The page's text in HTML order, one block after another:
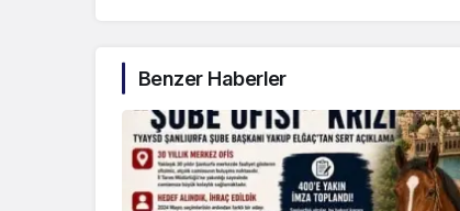
Benzer Haberler